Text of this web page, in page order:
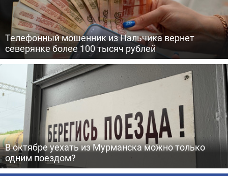
Телефонный мошенник из Нальчика вернет
северянке более 100 тысяч рублей
В октябре уехать из Мурманска можно только
одним поездом?